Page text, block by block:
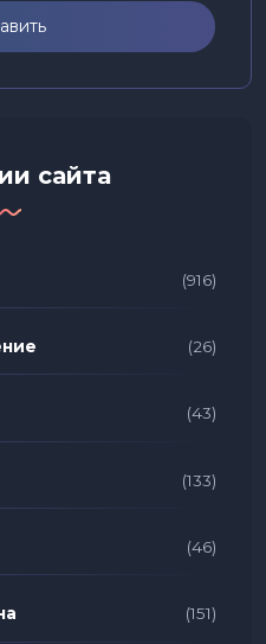
сайта
(916)
(26)
(43)
(133)
(46)
(151)